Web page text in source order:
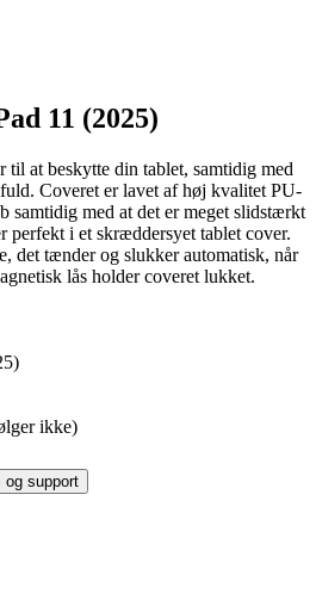
11 (2025)
til at beskytte din tablet, samtidig med
Coveret er lavet af høj kvalitet PU-
samtidig med at det er meget slidstærkt
perfekt i et skræddersyet tablet cover.
det tænder og slukker automatisk, når
lås holder coveret lukket.
ikke)
og support